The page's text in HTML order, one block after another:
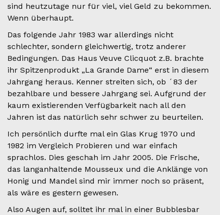
sind heutzutage nur für viel, viel Geld zu bekommen.
Wenn überhaupt.
Das folgende Jahr 1983 war allerdings nicht
schlechter, sondern gleichwertig, trotz anderer
Bedingungen. Das Haus Veuve Clicquot z.B. brachte
ihr Spitzenprodukt „La Grande Dame“ erst in diesem
Jahrgang heraus. Kenner streiten sich, ob ´83 der
bezahlbare und bessere Jahrgang sei. Aufgrund der
kaum existierenden Verfügbarkeit nach all den
Jahren ist das natürlich sehr schwer zu beurteilen.
Ich persönlich durfte mal ein Glas Krug 1970 und
1982 im Vergleich Probieren und war einfach
sprachlos. Dies geschah im Jahr 2005. Die Frische,
das langanhaltende Mousseux und die Anklänge von
Honig und Mandel sind mir immer noch so präsent,
als wäre es gestern gewesen.
Also Augen auf, solltet ihr mal in einer Bubblesbar